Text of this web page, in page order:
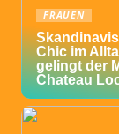
FRAUEN
Chic im
gelingt der
Chateau